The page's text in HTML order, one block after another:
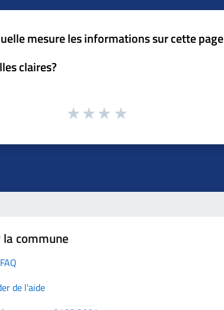
mesure les informations sur cette page
claires?
commune
de l'aide